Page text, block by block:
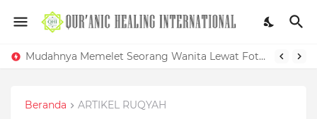
Mudahnya Memelet Seorang Wanita Lewat Foto di Facebook
Beranda ARTIKEL RUQYAH